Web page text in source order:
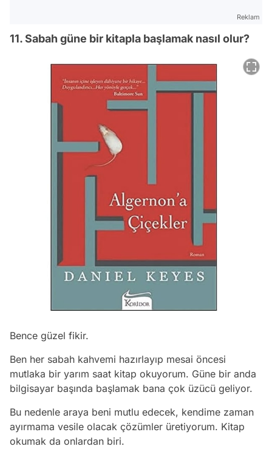
Reklam
11. Sabah güne bir kitapla başlamak nasıl olur?
Bence güzel fikir.
Ben her sabah kahvemi hazırlayıp mesai öncesi
mutlaka bir yarım saat kitap okuyorum. Güne bir anda
bilgisayar başında başlamak bana çok üzücü geliyor.
Bu nedenle araya beni mutlu edecek, kendime zaman
ayırmama vesile olacak çözümler üretiyorum. Kitap
okumak da onlardan biri.